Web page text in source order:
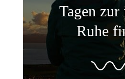
Tagen zur
Ruhe